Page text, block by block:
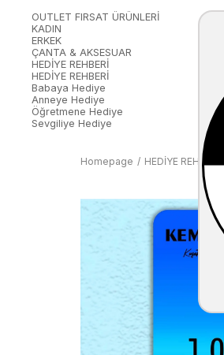
OUTLET FIRSAT ÜRÜNLERİ
KADIN
ERKEK
ÇANTA & AKSESUAR
HEDİYE REHBERİ
HEDİYE REHBERİ
Babaya Hediye
Anneye Hediye
Öğretmene Hediye
Sevgiliye Hediye
Homepage HEDİYE REHBERİ